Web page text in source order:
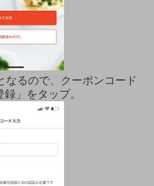
るので、クーポンコード
」をタップ。